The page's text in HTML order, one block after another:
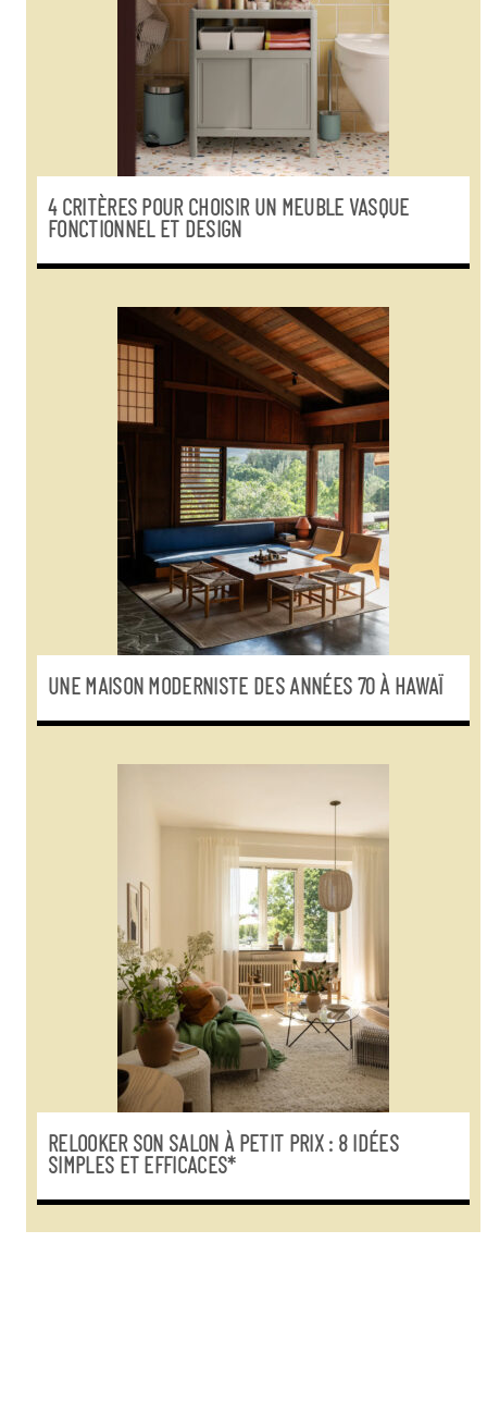
4 CRITÈRES POUR CHOISIR UN MEUBLE VASQUE
FONCTIONNEL ET DESIGN
UNE MAISON MODERNISTE DES ANNÉES 70 À HAWAÏ
RELOOKER SON SALON À PETIT PRIX : 8 IDÉES
SIMPLES ET EFFICACES*